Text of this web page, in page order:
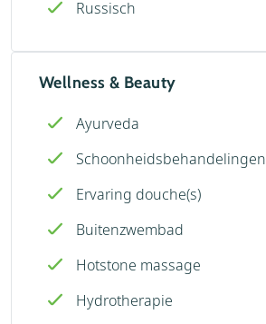
Russisch
Wellness & Beauty
Ayurveda
Schoonheidsbehandelingen
Ervaring douche(s)
Buitenzwembad
Hotstone massage
Hydrotherapie